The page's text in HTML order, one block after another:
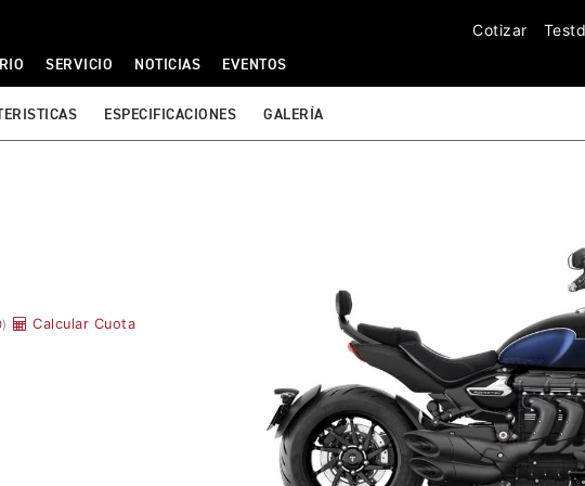
SERVICIO NOTICIAS EVENTOS
Cotizar
ESPECIFICACIONES GALERÍA
) Calcular Cuota